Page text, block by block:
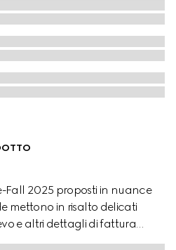
Fall 2025 proposti in nuance
mettono in risalto delicati
e altri dettagli di fattura
misto lana grigio scuro,